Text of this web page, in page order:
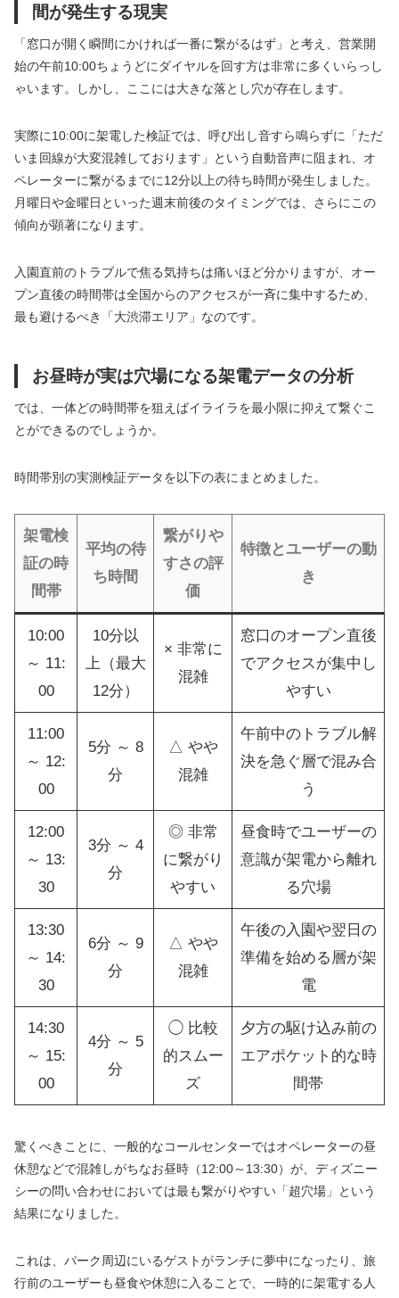
間が発生する現実
「窓口が開く瞬間にかければ一番に繋がるはず」と考え、営業開
始の午前10:00ちょうどにダイヤルを回す方は非常に多くいらっし
ゃいます。しかし、ここには大きな落とし穴が存在します。
実際に10:00に架電した検証では、呼び出し音すら鳴らずに「ただ
いま回線が大変混雑しております」という自動音声に阻まれ、オ
ペレーターに繋がるまでに12分以上の待ち時間が発生しました。
月曜日や金曜日といった週末前後のタイミングでは、さらにこの
傾向が顕著になります。
入園直前のトラブルで焦る気持ちは痛いほど分かりますが、オー
プン直後の時間帯は全国からのアクセスが一斉に集中するため、
最も避けるべき「大渋滞エリア」なのです。
お昼時が実は穴場になる架電データの分析
では、一体どの時間帯を狙えばイライラを最小限に抑えて繋ぐこ
とができるのでしょうか。
時間帯別の実測検証データを以下の表にまとめました。
架電検
証の時
間帯
平均の待
ち時間
繋がりや
すさの評
価
特徴とユーザーの動
き
10:00
～ 11:
00
10分以
上（最大
12分）
× 非常に
混雑
窓口のオープン直後
でアクセスが集中し
やすい
11:00
～ 12:
00
5分 ～ 8
分
△ やや
混雑
午前中のトラブル解
決を急ぐ層で混み合
う
12:00
～ 13:
30
3分 ～ 4
分
◎ 非常
に繋がり
やすい
昼食時でユーザーの
意識が架電から離れ
る穴場
13:30
～ 14:
30
6分 ～ 9
分
△ やや
混雑
午後の入園や翌日の
準備を始める層が架
電
14:30
～ 15:
00
4分 ～ 5
分
◯ 比較
的スムー
ズ
夕方の駆け込み前の
エアポケット的な時
間帯
驚くべきことに、一般的なコールセンターではオペレーターの昼
休憩などで混雑しがちなお昼時（12:00～13:30）が、ディズニー
シーの問い合わせにおいては最も繋がりやすい「超穴場」という
結果になりました。
これは、パーク周辺にいるゲストがランチに夢中になったり、旅
行前のユーザーも昼食や休憩に入ることで、一時的に架電する人